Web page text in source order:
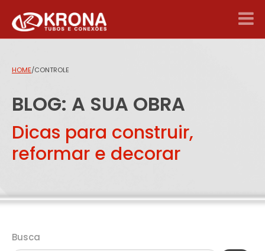
HOME/CONTROLE
BLOG: A SUA OBRA
Dicas para construir,
reformar e decorar
Busca